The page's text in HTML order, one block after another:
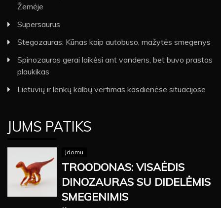
Žemėje
Supersaurus
Stegozauras: Kūnas kaip autobuso, mažytės smegenys
Spinozauras gerai laikėsi ant vandens, bet buvo prastas
plaukikas
Lietuvių ir lenkų kalbų vertimas kasdienėse situacijose
JUMS PATIKS
Įdomu
TROODONAS: VISAĖDIS
DINOZAURAS SU DIDELĖMIS
SMEGENIMIS